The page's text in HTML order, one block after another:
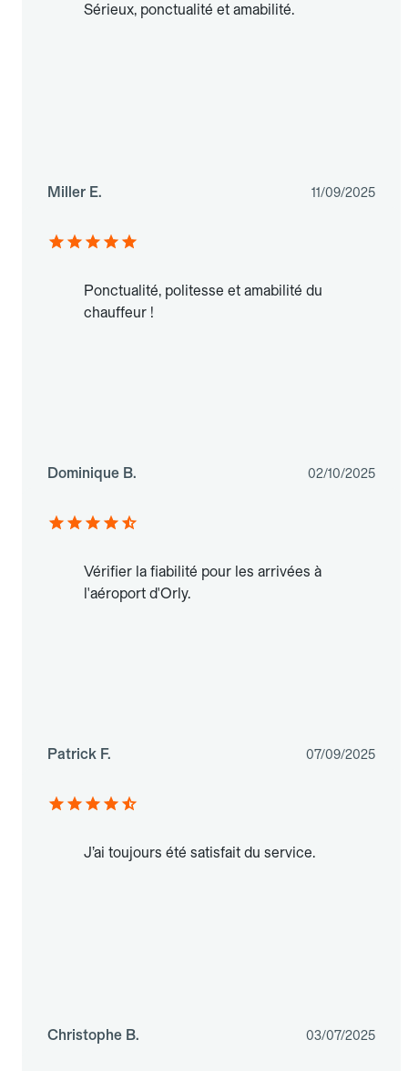
Sérieux, ponctualité et amabilité.
Miller E. 11/09/2025
Ponctualité, politesse et amabilité du
chauffeur !
Dominique B. 02/10/2025
Vérifier la fiabilité pour les arrivées à
l'aéroport d'Orly.
Patrick F. 07/09/2025
J’ai toujours été satisfait du service.
Christophe B. 03/07/2025